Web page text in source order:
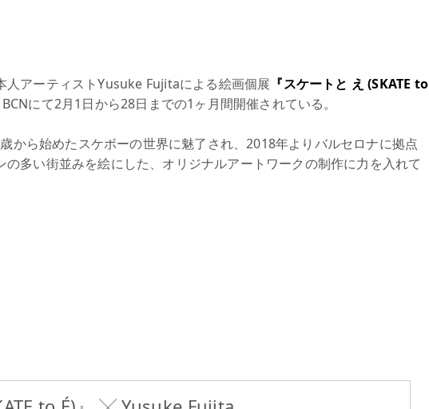
人アーティストYusuke Fujitaによる絵画個展 『スケートと え (SKATE to
にて2月1日から28日までの1ヶ月間開催されている。
から始めたスケボーの世界に魅了され、2018年よりバルセロナに拠点
の多い街並みを絵にした、オリジナルアートワークの制作に力を入れて